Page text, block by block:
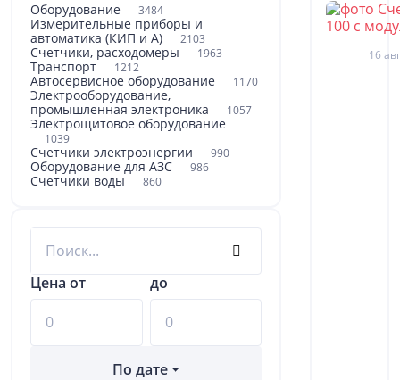
Оборудование 3484
Измерительные приборы и
автоматика (КИП и А)
2103
Счетчики, расходомеры 1963
Транспорт 1212
Автосервисное оборудование 1170
Электрооборудование,
промышленная электроника
1057
Электрощитовое оборудование
1039
Счетчики электроэнергии 990
Оборудование для АЗС 986
Счетчики воды 860
Цена от до
По дате
16